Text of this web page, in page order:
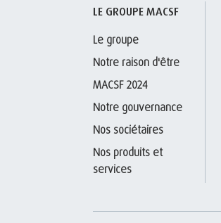
LE GROUPE MACSF
Le groupe
Notre raison d'être
MACSF 2024
Notre gouvernance
Nos sociétaires
Nos produits et
services